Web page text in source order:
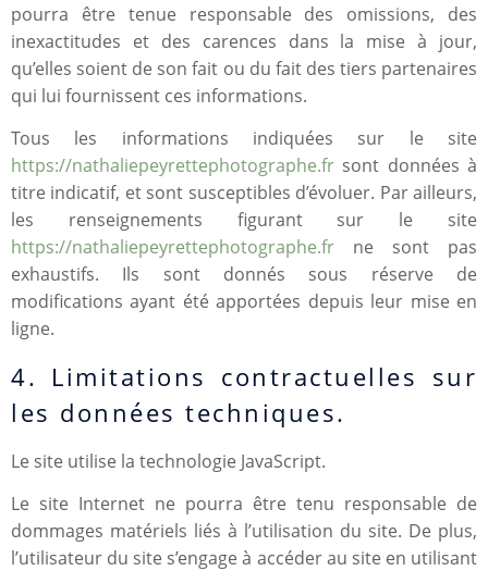
pourra être tenue responsable des omissions, des
inexactitudes et des carences dans la mise à jour,
qu’elles soient de son fait ou du fait des tiers partenaires
qui lui fournissent ces informations.
Tous les informations indiquées sur le site
https://nathaliepeyrettephotographe.fr sont données à
titre indicatif, et sont susceptibles d’évoluer. Par ailleurs,
les renseignements figurant sur le site
https://nathaliepeyrettephotographe.fr ne sont pas
exhaustifs. Ils sont donnés sous réserve de
modifications ayant été apportées depuis leur mise en
ligne.
4. Limitations contractuelles sur
les données techniques.
Le site utilise la technologie JavaScript.
Le site Internet ne pourra être tenu responsable de
dommages matériels liés à l’utilisation du site. De plus,
l’utilisateur du site s’engage à accéder au site en utilisant